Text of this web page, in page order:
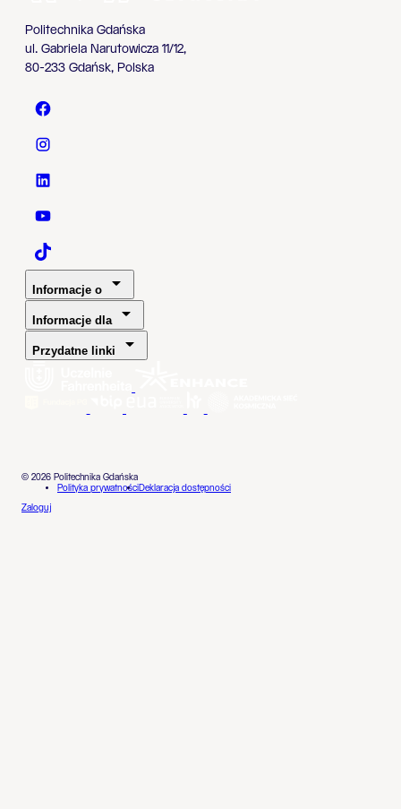
Politechnika Gdańska
ul. Gabriela Narutowicza 11/12,
80-233 Gdańsk, Polska
Politechnika Gdańska - Facebook
Politechnika Gdańska - Instagram
Politechnika Gdańska - LinkedIn
Politechnika Gdańska - YouTube
Politechnika Gdańska - TaikTok
Informacje o
Informacje dla
Przydatne linki
© 2026 Politechnika Gdańska
Polityka prywatnościDeklaracja dostępności
Zaloguj